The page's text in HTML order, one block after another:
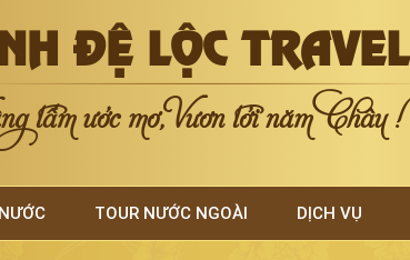
ĐỆ LỘC TRAVEL
tầm ước mơ, Vươn tới năm Châu !
TOUR NƯỚC NGOÀI DỊCH VỤ